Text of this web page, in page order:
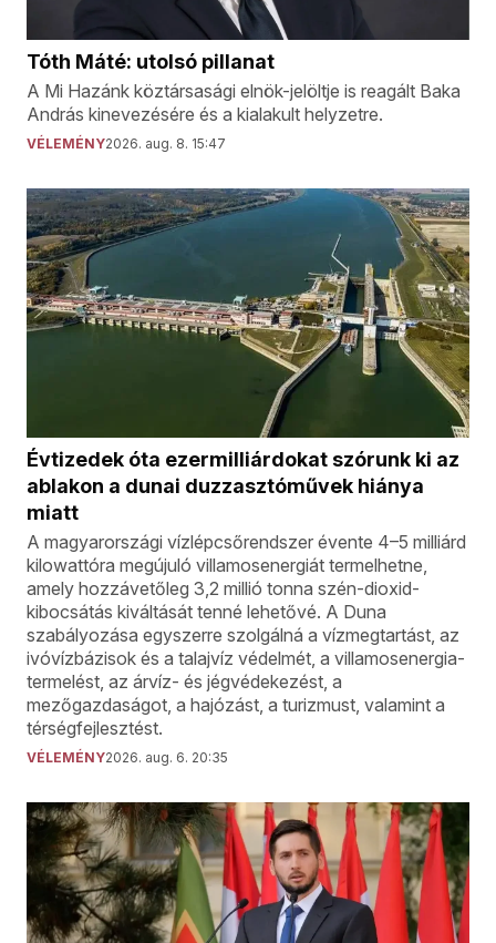
Tóth Máté: utolsó pillanat
A Mi Hazánk köztársasági elnök-jelöltje is reagált Baka
András kinevezésére és a kialakult helyzetre.
VÉLEMÉNY2026. aug. 8. 15:47
Évtizedek óta ezermilliárdokat szórunk ki az
ablakon a dunai duzzasztóművek hiánya
miatt
A magyarországi vízlépcsőrendszer évente 4–5 milliárd
kilowattóra megújuló villamosenergiát termelhetne,
amely hozzávetőleg 3,2 millió tonna szén-dioxid-
kibocsátás kiváltását tenné lehetővé. A Duna
szabályozása egyszerre szolgálná a vízmegtartást, az
ivóvízbázisok és a talajvíz védelmét, a villamosenergia-
termelést, az árvíz- és jégvédekezést, a
mezőgazdaságot, a hajózást, a turizmust, valamint a
térségfejlesztést.
VÉLEMÉNY2026. aug. 6. 20:35